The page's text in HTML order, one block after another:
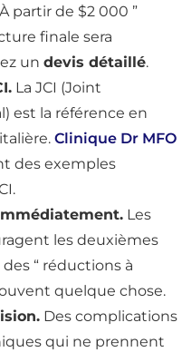
À partir de $2 000 ”
finale sera
un devis détaillé.
La JCI (Joint
est la référence en
Clinique Dr MFO
des exemples
Les
les deuxièmes
“ réductions à
quelque chose.
Des complications
qui ne prennent